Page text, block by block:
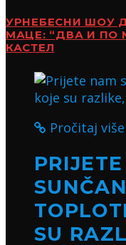
УРНЕБЕСНИ ШОУ
МАЦЕ: “ДВА И ПО
КАСТЕЛ
Pročitaj više
SU